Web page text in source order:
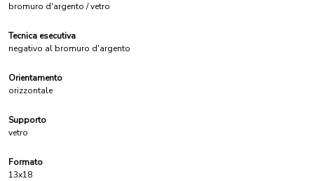
bromuro d'argento / vetro
Tecnica esecutiva
negativo al bromuro d'argento
Orientamento
orizzontale
Supporto
vetro
Formato
13x18